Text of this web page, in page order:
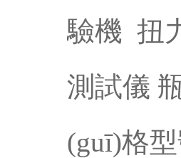
驗機 扭
測試儀
(guī)格